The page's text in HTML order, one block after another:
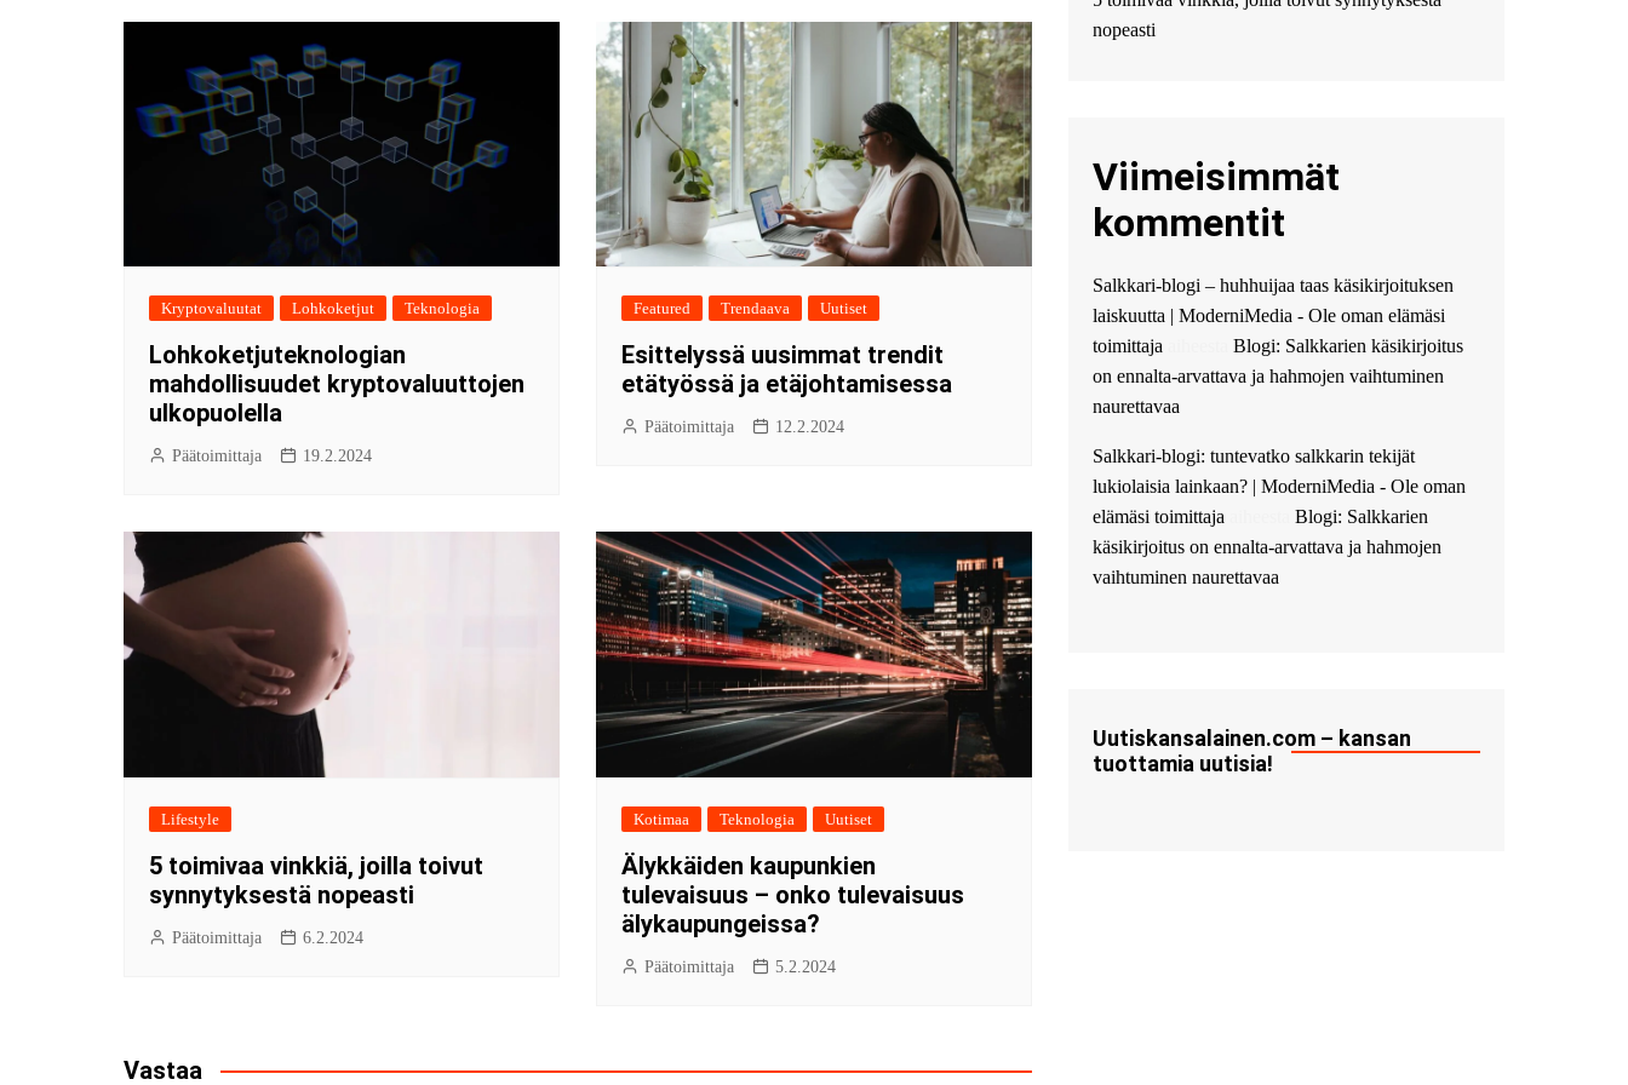
Kryptovaluutat Lohkoketjut Teknologia
Lohkoketjuteknologian
mahdollisuudet kryptovaluuttojen
ulkopuolella
Päätoimittaja 19.2.2024
Featured Trendaava Uutiset
Esittelyssä uusimmat trendit
etätyössä ja etäjohtamisessa
Päätoimittaja 12.2.2024
Lifestyle
5 toimivaa vinkkiä, joilla toivut
synnytyksestä nopeasti
Päätoimittaja 6.2.2024
Kotimaa Teknologia Uutiset
Älykkäiden kaupunkien
tulevaisuus – onko tulevaisuus
älykaupungeissa?
Päätoimittaja 5.2.2024
Vastaa
высокоприбыльные
guest_5115 :hello
You’ve successfully installed
nopeasti
Viimeisimmät
kommentit
Salkkari-blogi – huhhuijaa taas käsikirjoituksen
laiskuutta | ModerniMedia - Ole oman elämäsi
toimittaja
Blogi: Salkkarien käsikirjoitus
on ennalta-arvattava ja hahmojen vaihtuminen
naurettavaa
Salkkari-blogi: tuntevatko salkkarin tekijät
lukiolaisia lainkaan? | ModerniMedia - Ole oman
elämäsi toimittaja
Blogi: Salkkarien
käsikirjoitus on ennalta-arvattava ja hahmojen
vaihtuminen naurettavaa
Uutiskansalainen.com – kansan
tuottamia uutisia!